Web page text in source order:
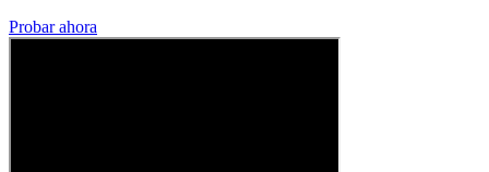
Probar ahora